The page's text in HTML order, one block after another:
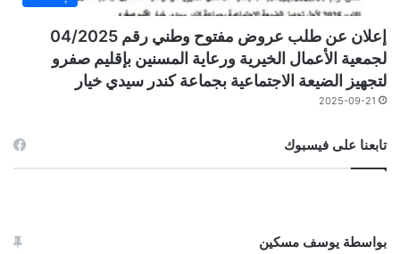
إعلان عن طلب عروض مفتوح وطني رقم 04/2025
لجمعية الأعمال الخيرية ورعاية المسنين بإقليم صفرو
لتجهيز الضيعة الاجتماعية بجماعة كندر سيدي خيار
2025-09-21
تابعنا على فيسبوك
بواسطة يوسف مسكين